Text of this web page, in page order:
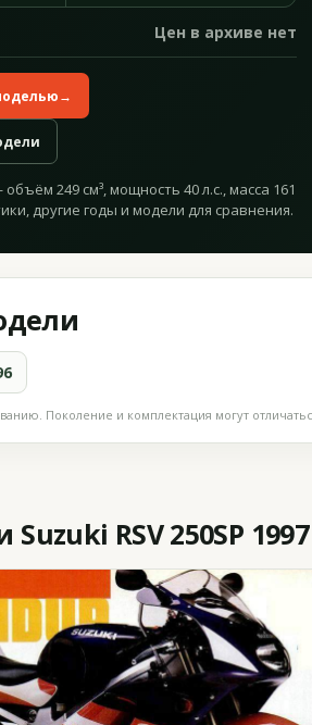
Цен в архиве нет
→
объём 249 см³, мощность 40 л.с., масса 161
другие годы и модели для сравнения.
Поколение и комплектация могут
RSV 250SP 1997